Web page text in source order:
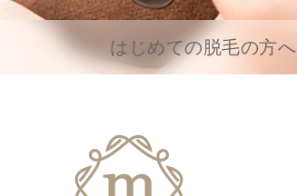
はじめての脱毛の方へ